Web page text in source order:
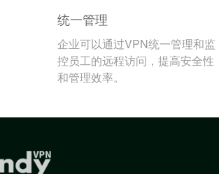
统一管理
企业可以通过VPN统一管理和监
控员工的远程访问，提高安全性
和管理效率。